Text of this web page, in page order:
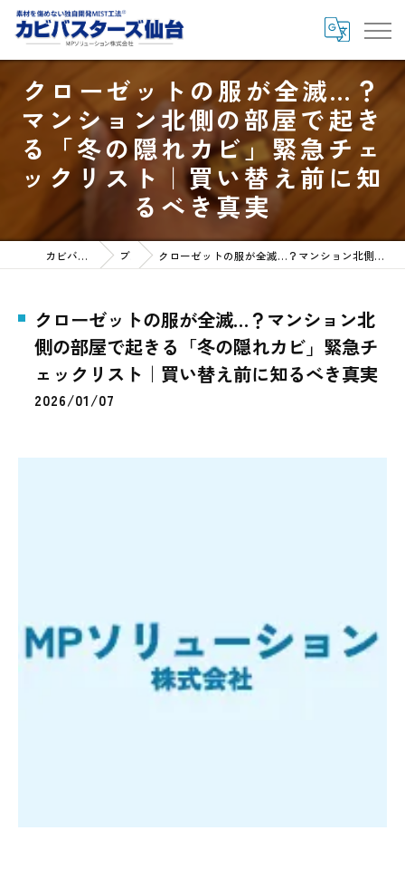
クローゼットの服が全滅…？
マンション北側の部屋で起き
る「冬の隠れカビ」緊急チェ
ックリスト｜買い替え前に知
るべき真実
カビバスターズ仙台HOME ブログ クローゼットの服が全滅…？マンション北側の部屋で起きる「冬の隠れカビ」緊急チェックリスト｜買い替え前に知るべき真実
クローゼットの服が全滅…？マンション北
側の部屋で起きる「冬の隠れカビ」緊急チ
ェックリスト｜買い替え前に知るべき真実
2026/01/07